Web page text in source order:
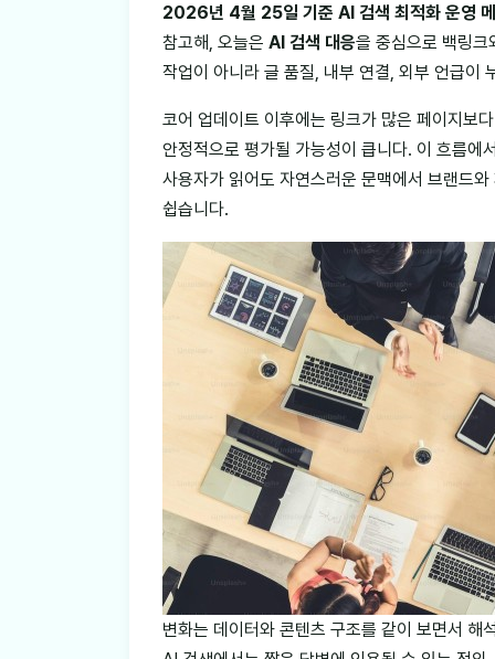
2026년 4월 25일 기준 AI 검색 최적화 운영
참고해, 오늘은 AI 검색 대응을 중심으로 백링크
작업이 아니라 글 품질, 내부 연결, 외부 언급이
코어 업데이트 이후에는 링크가 많은 페이지보
안정적으로 평가될 가능성이 큽니다. 이 흐름에
사용자가 읽어도 자연스러운 문맥에서 브랜드
쉽습니다.
변화는 데이터와 콘텐츠 구조를 같이 보면서